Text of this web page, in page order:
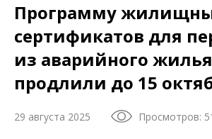
Программу
сертификатов для
из аварийного жилья
продлили до 15
29 августа 2025 Просмотров: